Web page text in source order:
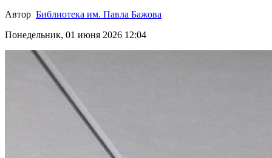
Автор Библиотека им. Павла Бажова
Понедельник, 01 июня 2026 12:04